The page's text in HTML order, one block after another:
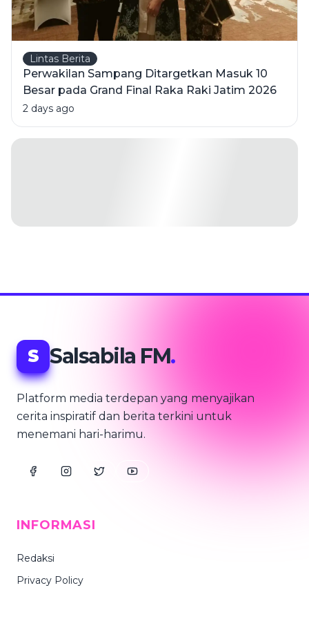
Lintas Berita
Perwakilan Sampang Ditargetkan Masuk 10
Besar pada Grand Final Raka Raki Jatim 2026
2 days ago
S Salsabila FM.
Platform media terdepan yang menyajikan
cerita inspiratif dan berita terkini untuk
menemani hari-harimu.
INFORMASI
Redaksi
Privacy Policy